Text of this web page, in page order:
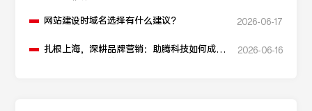
网站建设时域名选择有什么建议？ 2026-06-17
扎根上海，深耕品牌营销：助腾科技如何成为
2026-06-16